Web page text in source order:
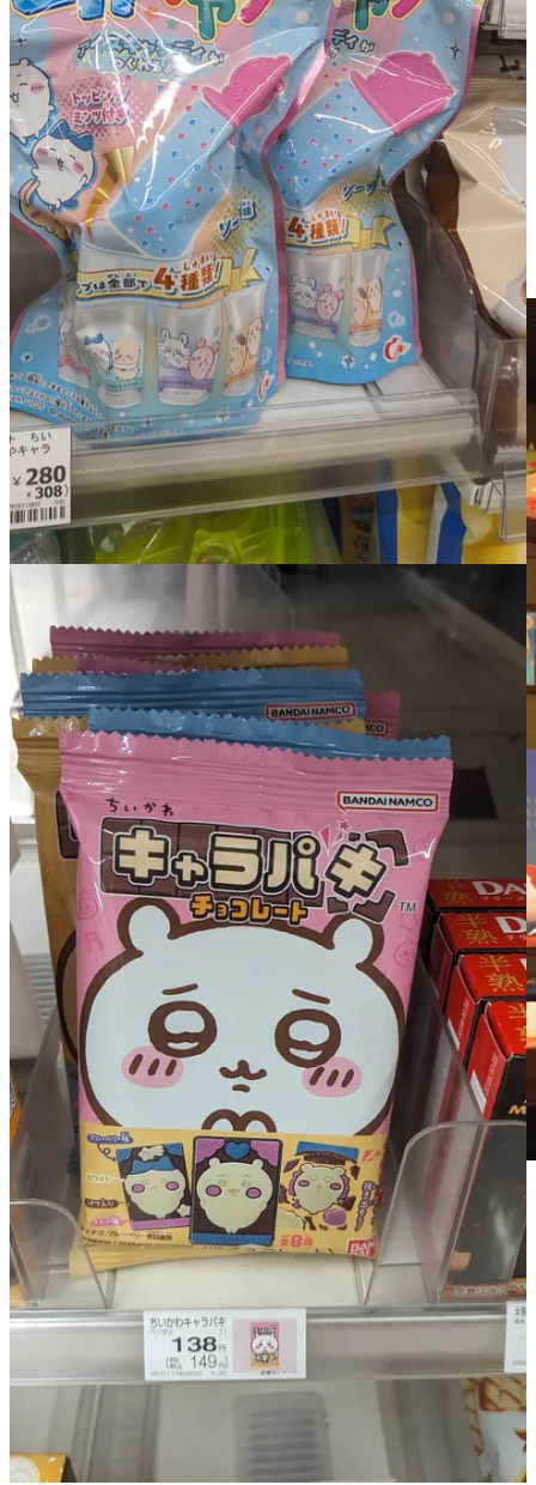
La collection personnelle de Marc ainsi que sa dernière
indigestion !
Un immense merci à toutes et à tous pour avoir lu cette
newsletter jusqu’au bout !
N’hésitez pas à partager vos réactions sur les (nombreux !) sujets
abordés dans le podcast dans les commentaires ci-dessous, on lira
comme d’habitude certains d’entre eux dans le prochain Pixel Bento
C’est chez moi. Ici je peux TOUT collectionner sans
avoir à me poser des questions de place (enfin…
presque).
PS: Toutes les photos illustrant cet article ont été prises par mes
soins ou par mes amis Marc et Nicolas. Les captures d’écran de
Super Dram World 3sont tirées de leur
page officielle sur SMW
Central.
Merci d’avoir lu cet article de Pixel Bento par Thierry Falcoz !
Inscrivez-vous, si ce n’est déjà fait, pour recevoir automatiquement
les prochains et merci pour votre soutien.